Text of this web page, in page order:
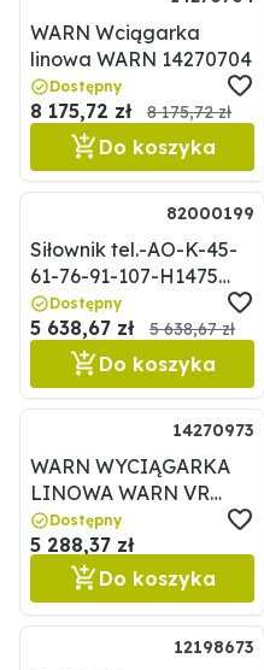
WARN Wciągarka
linowa WARN 14270704
Dostępny
8 175,72 zł 8 175,72 zł
Do koszyka
82000199
Siłownik tel.-AO-K-45-
61-76-91-107-H1475
Chapel 82000199
Dostępny
5 638,67 zł 5 638,67 zł
Do koszyka
14270973
WARN WYCIĄGARKA
LINOWA WARN VR
EVO 8 12V WARN
14270973
Dostępny
5 288,37 zł
Do koszyka
12198673